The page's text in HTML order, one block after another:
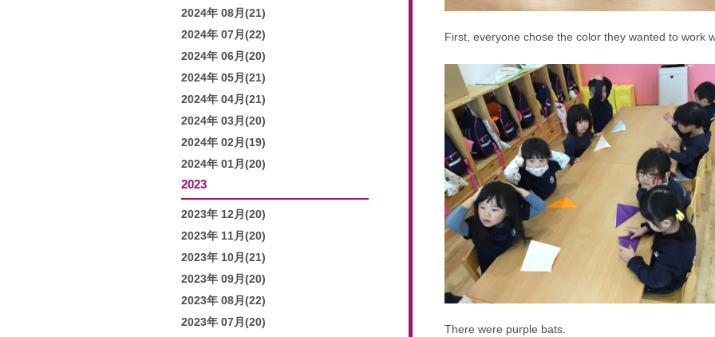
2024年 08月(21)
2024年 07月(22)
2024年 06月(20)
2024年 05月(21)
2024年 04月(21)
2024年 03月(20)
2024年 02月(19)
2024年 01月(20)
2023
2023年 12月(20)
2023年 11月(20)
2023年 10月(21)
2023年 09月(20)
2023年 08月(22)
2023年 07月(20)
First, everyone chose the color they wanted to work
There were purple bats.